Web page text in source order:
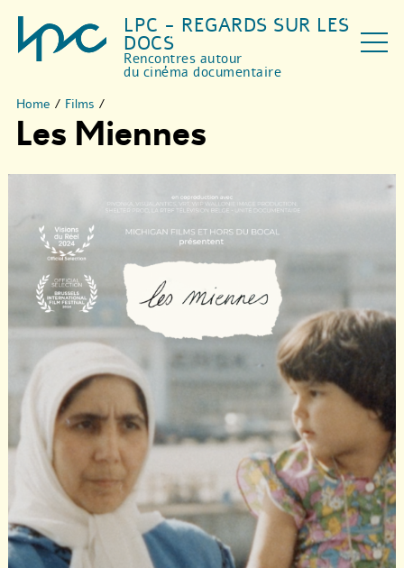
LPC - REGARDS SUR LES
DOCS
Rencontres autour
du cinéma documentaire
Home / Films /
Les Miennes